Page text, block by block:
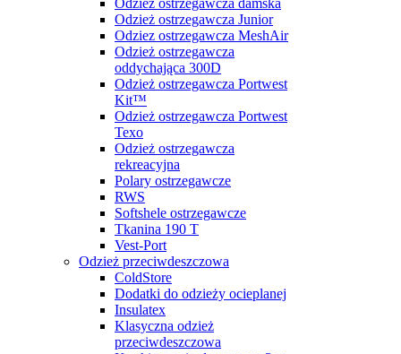
Odzież ostrzegawcza Junior
Odziez ostrzegawcza MeshAir
Odzież ostrzegawcza
oddychająca 300D
Odzież ostrzegawcza Portwest
Kit™
Odzież ostrzegawcza Portwest
Texo
Odzież ostrzegawcza
rekreacyjna
Polary ostrzegawcze
RWS
Softshele ostrzegawcze
Tkanina 190 T
Vest-Port
Odzież przeciwdeszczowa
ColdStore
Dodatki do odzieży ocieplanej
Insulatex
Klasyczna odzież
przeciwdeszczowa